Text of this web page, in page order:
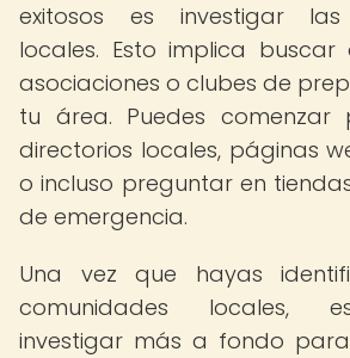
exitosos es investigar las
locales. Esto implica buscar
asociaciones o clubes de
tu área. Puedes comenzar
directorios locales, páginas
o incluso preguntar en
de emergencia.
Una vez que hayas
comunidades locales,
investigar más a fondo